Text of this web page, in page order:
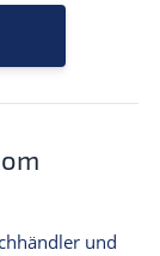
und